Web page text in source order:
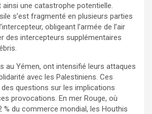
ainsi une catastrophe potentielle.
s’est fragmenté en plusieurs parties
obligeant l’armée de l’air
des intercepteurs supplémentaires
au Yémen, ont intensifié leurs attaques
avec les Palestiniens. Ces
questions sur les implications
provocations. En mer Rouge, où
% du commerce mondial, les Houthis